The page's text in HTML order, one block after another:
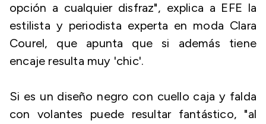
opción a cualquier disfraz", explica a EFE la
estilista y periodista experta en moda Clara
Courel, que apunta que si además tiene
encaje resulta muy 'chic'.
Si es un diseño negro con cuello caja y falda
con volantes puede resultar fantástico, "al